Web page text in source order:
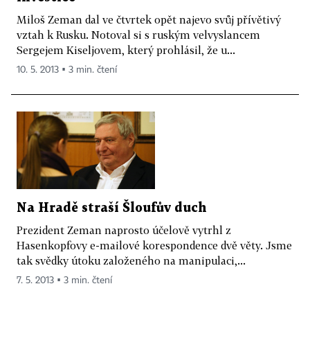
Miloš Zeman dal ve čtvrtek opět najevo svůj přívětivý
vztah k Rusku. Notoval si s ruským velvyslancem
Sergejem Kiseljovem, který prohlásil, že u...
10. 5. 2013 ▪ 3 min. čtení
Na Hradě straší Šloufův duch
Prezident Zeman naprosto účelově vytrhl z
Hasenkopfovy e-mailové korespondence dvě věty. Jsme
tak svědky útoku založeného na manipulaci,...
7. 5. 2013 ▪ 3 min. čtení